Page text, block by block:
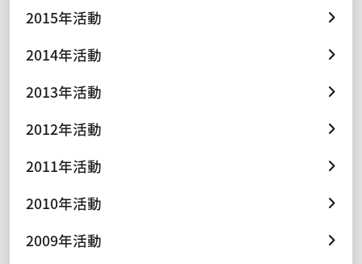
2015年活動
2014年活動
2013年活動
2012年活動
2011年活動
2010年活動
2009年活動